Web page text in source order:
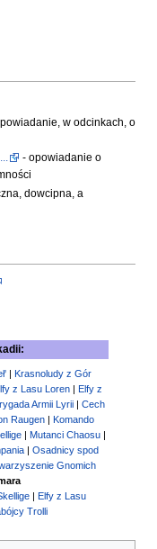
w odcinkach, o
- opowiadanie o
dowcipna, a
| Krasnoludy z Gór
z Lasu Loren | Elfy z
Armii Lyrii | Cech
Raugen | Komando
| Mutanci Chaosu|
| Osadnicy spod
Gnomich
| Elfy z Lasu
Trolli